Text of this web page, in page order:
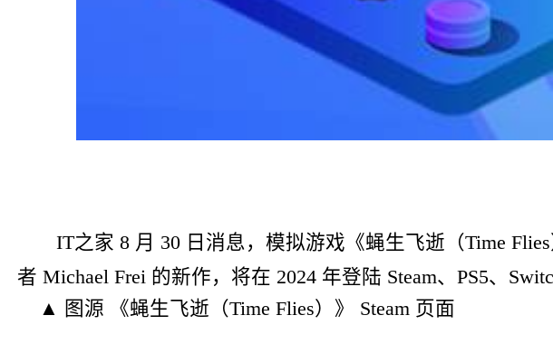
IT之家 8 月 30 日消息，模拟游戏《蝇生飞逝（Time
者 Michael Frei 的新作，将在 2024 年登陆 Steam、PS5、
▲ 图源 《蝇生飞逝（Time Flies）》 Steam 页面